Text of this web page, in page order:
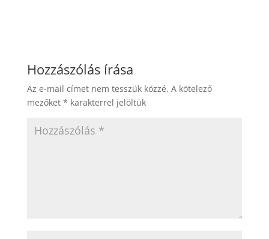
Hozzászólás írása
Az e-mail címet nem tesszük közzé. A kötelező
mezőket * karakterrel jelöltük